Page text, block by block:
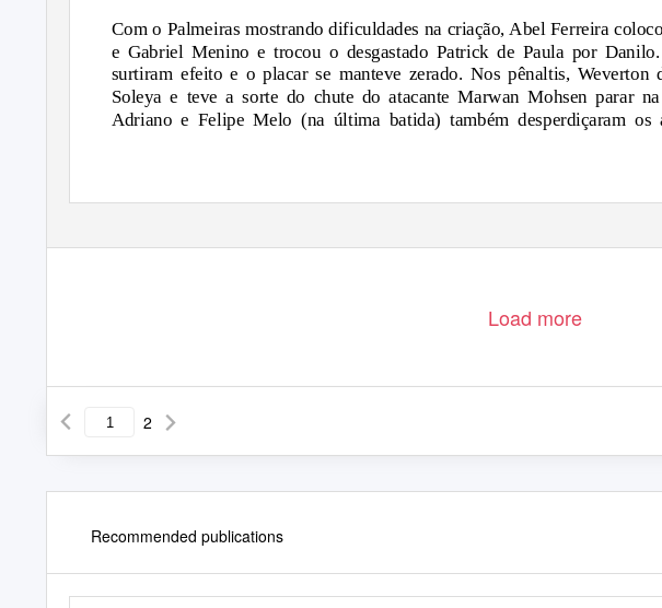
Com o Palmeiras mostrando dificuldades na criação, Abel Ferreira
e Gabriel Menino e trocou o desgastado Patrick de Paula por
surtiram efeito e o placar se manteve zerado. Nos pênaltis, Weverton
Soleya e teve a sorte do chute do atacante Marwan Mohsen parar
Adriano e Felipe Melo (na última batida) também desperdiçaram os
Load more
2
Recommended publications